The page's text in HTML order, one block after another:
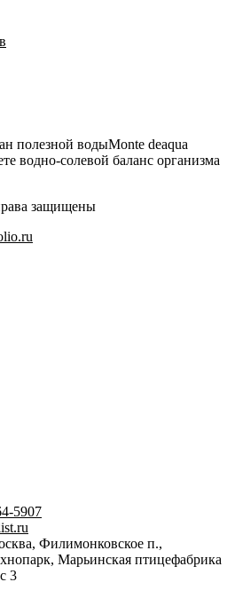
полезной водыMonte deaqua
водно-солевой баланс организма
защищены
5907
Филимонковское п.,
Марьинская птицефабрика
3